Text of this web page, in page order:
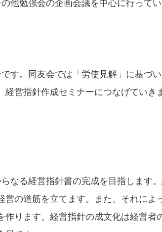
他勉強会の企画会議を中心に行って
す。同友会では「労使見解」に基づ
経営指針作成セミナーにつなげていき
なる経営指針書の完成を目指します
の道筋を立てます。また、それによ
ります。経営指針の成文化は経営者